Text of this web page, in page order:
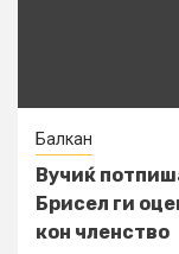
Балкан
Вучиќ
Брисел ги
кон членство